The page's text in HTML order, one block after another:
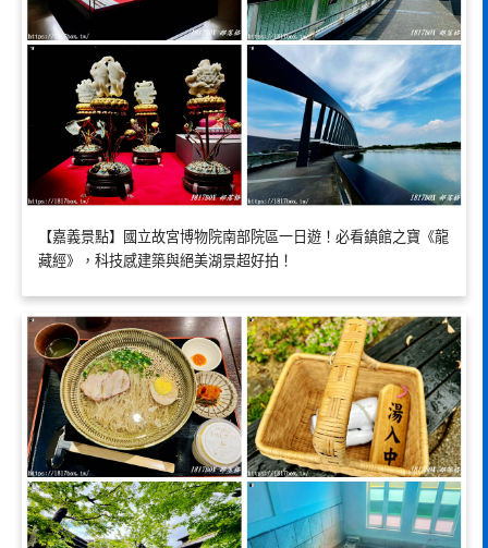
【嘉義景點】國立故宮博物院南部院區一日遊！必看鎮館之寶《龍
藏經》，科技感建築與絕美湖景超好拍！